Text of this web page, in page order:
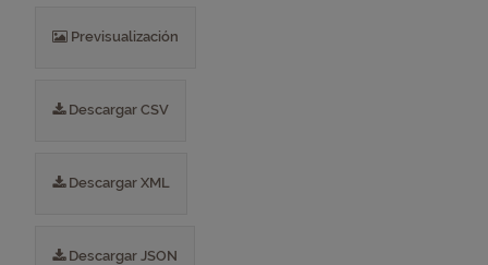
Previsualización
Descargar CSV
Descargar XML
Descargar JSON